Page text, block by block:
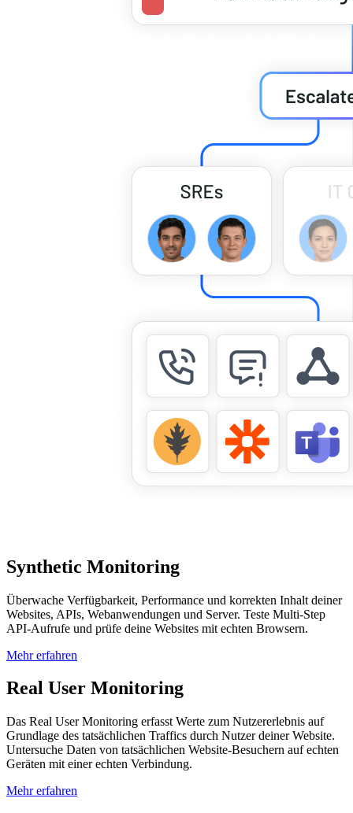
Synthetic Monitoring
Überwache Verfügbarkeit, Performance und korrekten Inhalt deiner
Websites, APIs, Webanwendungen und Server. Teste Multi-Step
API-Aufrufe und prüfe deine Websites mit echten Browsern.
Mehr erfahren
Real User Monitoring
Das Real User Monitoring erfasst Werte zum Nutzererlebnis auf
Grundlage des tatsächlichen Traffics durch Nutzer deiner Website.
Untersuche Daten von tatsächlichen Website-Besuchern auf echten
Geräten mit einer echten Verbindung.
Mehr erfahren